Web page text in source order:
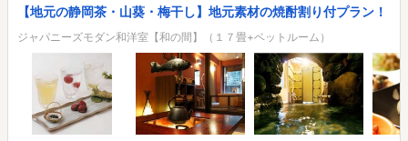
【地元の静岡茶・山葵・梅干し】地元素材の焼酎割り付プラン！
ジャパニーズモダン和洋室【和の間】（１７畳+ベットルーム）